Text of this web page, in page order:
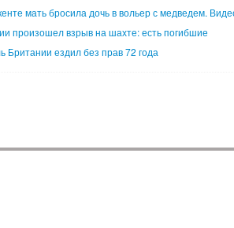
мать бросила дочь в вольер с медведем.
произошел взрыв на шахте: есть погибшие
Британии ездил без прав 72 года